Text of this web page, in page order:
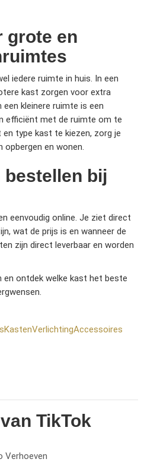
grote en
iedere ruimte in huis. In een
kast zorgen voor extra
kleinere ruimte is een
efficiënt met de ruimte om te
type kast te kiezen, zorg je
opbergen en wonen.
bestellen bij
eenvoudig online. Je ziet direct
wat de prijs is en wanneer de
zijn direct leverbaar en worden
ontdek welke kast het beste
KastenVerlichtingAccessoires
TikTok
Verhoeven